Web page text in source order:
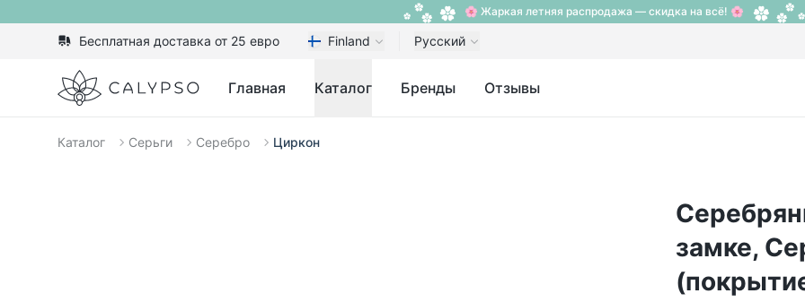
🌸 Жаркая летняя распродажа — скидка на всё! 🌸
Бесплатная доставка от 25 евро Finland Русский
Calypso Главная Каталог Бренды Отзывы
Каталог Серьги Серебро Циркон
замке,